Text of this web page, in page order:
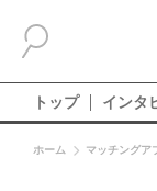
トップ インタ
ホーム マッチングア